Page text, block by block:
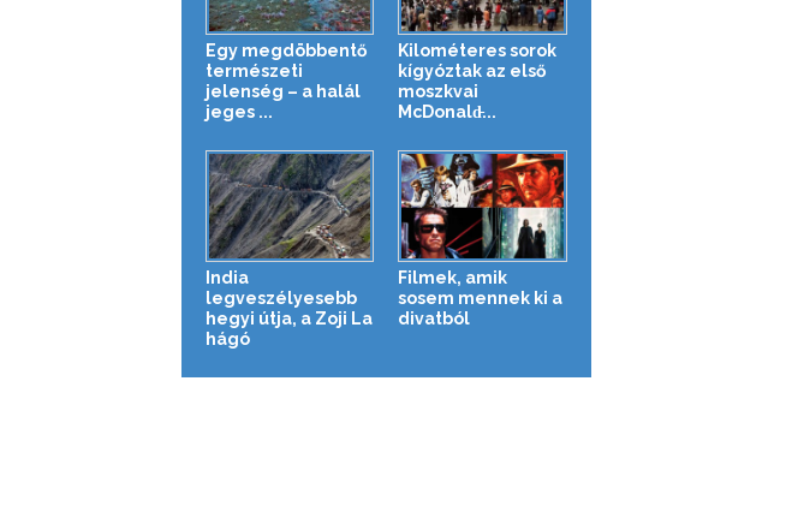
Egy megdöbbentő
természeti
jelenség – a halál
jeges ...
Kilométeres sorok
kígyóztak az első
moszkvai
McDonald̵...
India
legveszélyesebb
hegyi útja, a Zoji La
hágó
Filmek, amik
sosem mennek ki a
divatból